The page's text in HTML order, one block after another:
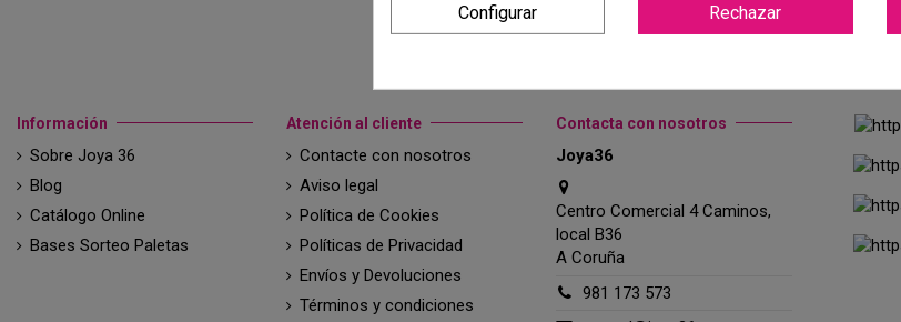
Información
Sobre Joya 36
Blog
Catálogo Online
Bases Sorteo Paletas
Atención al cliente
Contacte con nosotros
Aviso legal
Política de Cookies
Políticas de Privacidad
Envíos y Devoluciones
Términos y condiciones
Contacta con nosotros
Joya36
Centro Comercial 4 Caminos,
local B36
A Coruña
981 173 573
Configurar Rechazar